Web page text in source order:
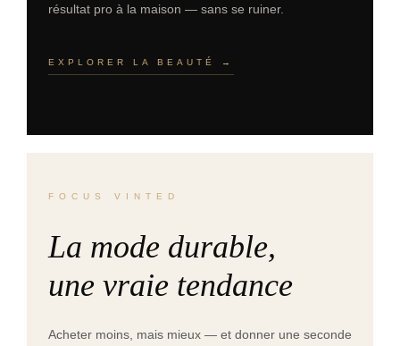
résultat pro à la maison — sans se ruiner.
EXPLORER LA BEAUTÉ →
FOCUS VINTED
La mode durable,
une vraie tendance
Acheter moins, mais mieux — et donner une seconde